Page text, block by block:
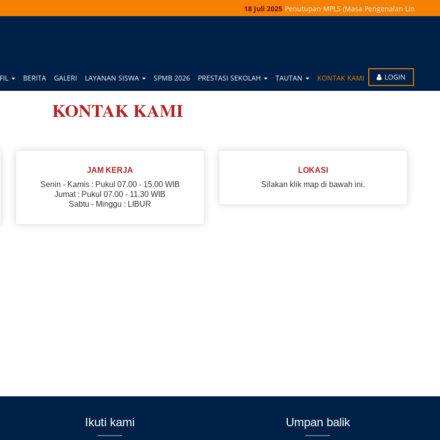
18 Juli 2025 Penutupan MPLS (Masa Pengenalan Lingkungan
BERITA GALERI LAYANAN SISWA SPMB 2026 PRESTASI SEKOLAH TAUTAN KONTAK KAMI LOGIN
KONTAK KAMI
JAM KERJA
Senin - Kamis : Pukul 07.00 - 15.00 WIB
Jumat : Pukul 07.00 - 11.30 WIB
Sabtu - Minggu : LIBUR
LOKASI
Silakan klik map di bawah ini.
Ikuti kami Umpan balik